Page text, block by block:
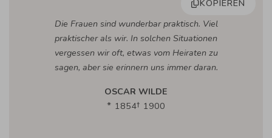
KOPIEREN
Die Frauen sind wunderbar praktisch. Viel
praktischer als wir. In solchen Situationen
vergessen wir oft, etwas vom Heiraten zu
sagen, aber sie erinnern uns immer daran.
OSCAR WILDE
1854 1900